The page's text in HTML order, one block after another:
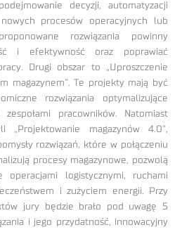
decyzji, automatyzacji
procesów operacyjnych lub
rozwiązania powinny
i efektywność oraz poprawiać
Drugi obszar to „Uproszczenie
magazynem”. Te projekty mają być
rozwiązania optymalizujące
pracowników. Natomiast
„Projektowanie magazynów 4.0”,
rozwiązań, które w połączeniu
procesy magazynowe, pozwolą
operacjami logistycznymi, ruchami
i zużyciem energii. Przy
jury będzie brało pod uwagę 5
i jego przydatność, innowacyjny